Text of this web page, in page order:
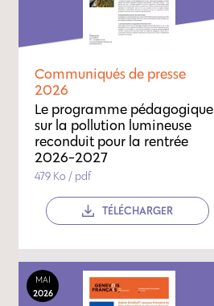
Communiqués de presse
2026
Le programme pédagogique
sur la pollution lumineuse
reconduit pour la rentrée
2026-2027
479 Ko / pdf
TÉLÉCHARGER
MAI
2026